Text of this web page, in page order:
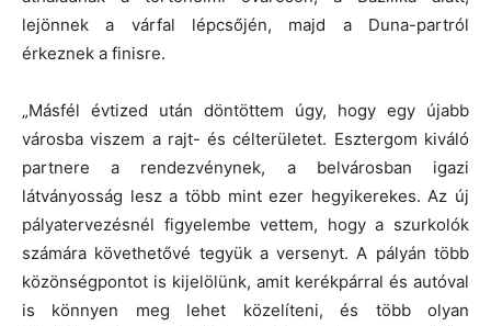
lejönnek a várfal lépcsőjén, majd a Duna-partról
érkeznek a finisre.
„Másfél évtized után döntöttem úgy, hogy egy újabb
városba viszem a rajt- és célterületet. Esztergom kiváló
partnere a rendezvénynek, a belvárosban igazi
látványosság lesz a több mint ezer hegyikerekes. Az új
pályatervezésnél figyelembe vettem, hogy a szurkolók
számára követhetővé tegyük a versenyt. A pályán több
közönségpontot is kijelölünk, amit kerékpárral és autóval
is könnyen meg lehet közelíteni, és több olyan